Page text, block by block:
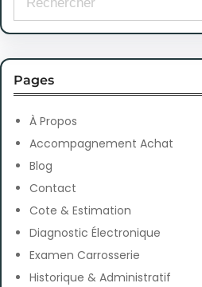
e
r
c
h
Pages
À Propos
Accompagnement Achat
Blog
Contact
Cote & Estimation
Diagnostic Électronique
Examen Carrosserie
Historique & Administratif